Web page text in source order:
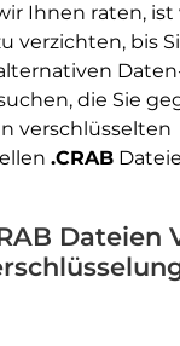
Ihnen raten, ist
verzichten, bis
die Sie
verschlüsselten
.CRAB
Dateien